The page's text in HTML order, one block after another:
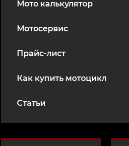
Мото калькулятор
Мотосервис
Прайс-лист
Как купить мотоцикл
Статьи